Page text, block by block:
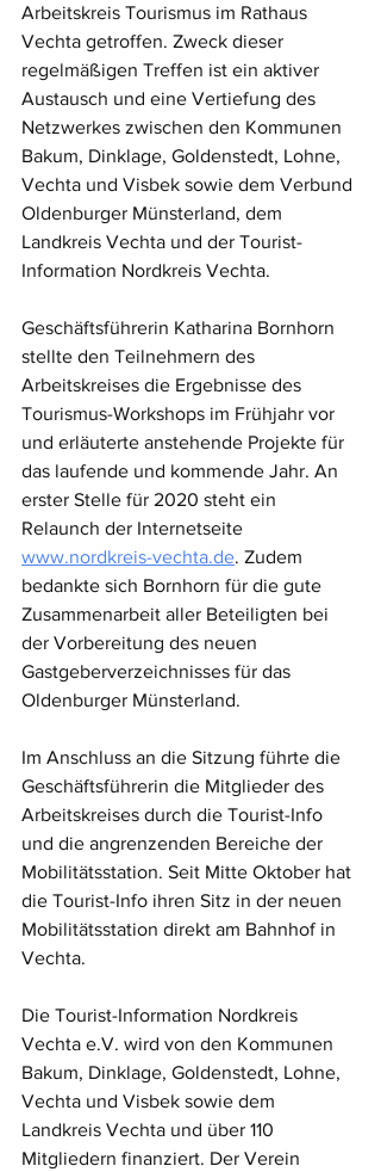
Arbeitskreis Tourismus im Rathaus
Vechta getroffen. Zweck dieser
regelmäßigen Treffen ist ein aktiver
Austausch und eine Vertiefung des
Netzwerkes zwischen den Kommunen
Bakum, Dinklage, Goldenstedt, Lohne,
Vechta und Visbek sowie dem Verbund
Oldenburger Münsterland, dem
Landkreis Vechta und der Tourist-
Information Nordkreis Vechta.
Geschäftsführerin Katharina Bornhorn
stellte den Teilnehmern des
Arbeitskreises die Ergebnisse des
Tourismus-Workshops im Frühjahr vor
und erläuterte anstehende Projekte für
das laufende und kommende Jahr. An
erster Stelle für 2020 steht ein
Relaunch der Internetseite
www.nordkreis-vechta.de. Zudem
bedankte sich Bornhorn für die gute
Zusammenarbeit aller Beteiligten bei
der Vorbereitung des neuen
Gastgeberverzeichnisses für das
Oldenburger Münsterland.
Im Anschluss an die Sitzung führte die
Geschäftsführerin die Mitglieder des
Arbeitskreises durch die Tourist-Info
und die angrenzenden Bereiche der
Mobilitätsstation. Seit Mitte Oktober hat
die Tourist-Info ihren Sitz in der neuen
Mobilitätsstation direkt am Bahnhof in
Vechta.
Die Tourist-Information Nordkreis
Vechta e.V. wird von den Kommunen
Bakum, Dinklage, Goldenstedt, Lohne,
Vechta und Visbek sowie dem
Landkreis Vechta und über 110
Mitgliedern finanziert. Der Verein